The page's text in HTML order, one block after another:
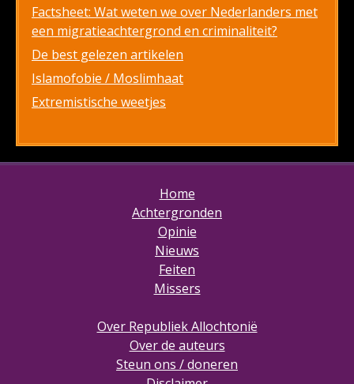
Factsheet: Wat weten we over Nederlanders met
een migratieachtergrond en criminaliteit?
De best gelezen artikelen
Islamofobie / Moslimhaat
Extremistische weetjes
Home
Achtergronden
Opinie
Nieuws
Feiten
Missers
Over Republiek Allochtonië
Over de auteurs
Steun ons / doneren